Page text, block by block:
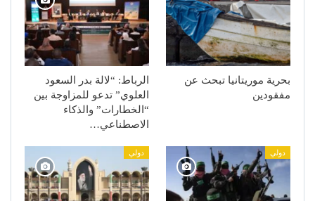
بحرية موريتانيا تبحث عن
مفقودين
الرباط: “لالة بدر السعود
العلوي” تدعو للمزاوجة بين
“الخطارات” والذكاء
الاصطناعي…
دولي دولي